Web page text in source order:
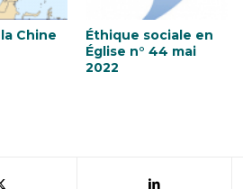
Chine
Éthique sociale en
Église n° 44 mai
2022